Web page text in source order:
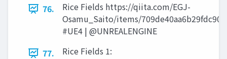
76.
Rice Fields https://qiita.com/EGJ-
Osamu_Saito/items/
#UE4 | @UNREALENGINE
77.
Rice Fields 1: